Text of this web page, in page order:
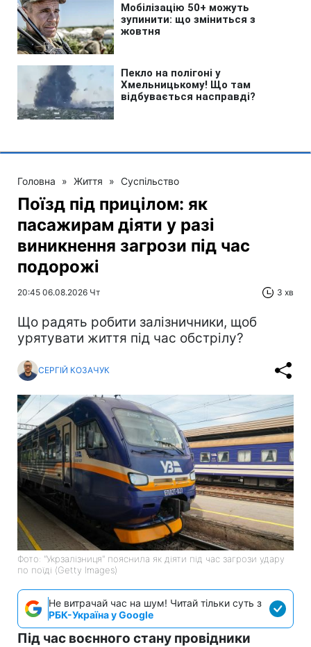
Головна » Життя » Суспільство
Поїзд під прицілом: як
пасажирам діяти у разі
виникнення загрози під час
подорожі
20:45 06.08.2026 Чт 3 хв
Що радять робити залізничники, щоб
урятувати життя під час обстрілу?
СЕРГІЙ КОЗАЧУК
Фото: "Укрзалізниця" пояснила як діяти під час загрози удару
по поїді (Getty Images)
Не витрачай час на шум! Читай тільки суть з
РБК-Україна у Google
Під час воєнного стану провідники